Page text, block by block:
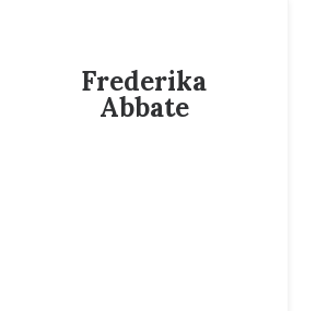
Frederika
Abbate